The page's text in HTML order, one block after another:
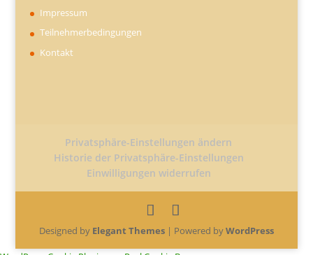
Impressum
Teilnehmerbedingungen
Kontakt
Privatsphäre-Einstellungen ändern
Historie der Privatsphäre-Einstellungen
Einwilligungen widerrufen
Designed by Elegant Themes| Powered byWordPress